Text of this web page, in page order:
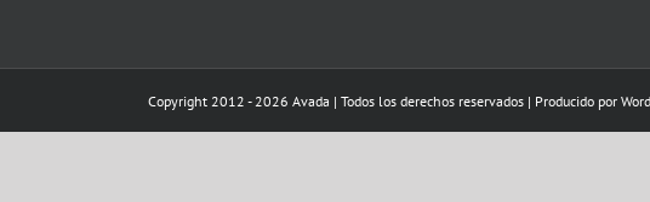
Copyright 2012 - 2026 Avada | Todos los derechos reservados | Producido por